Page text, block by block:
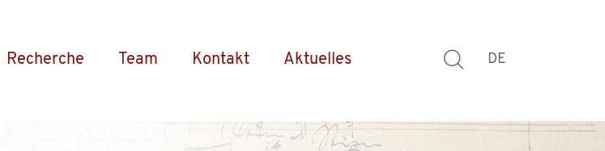
Recherche Team Kontakt Aktuelles DE